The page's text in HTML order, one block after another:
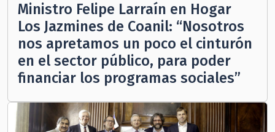
Ministro Felipe Larraín en Hogar
Los Jazmines de Coanil: “Nosotros
nos apretamos un poco el cinturón
en el sector público, para poder
financiar los programas sociales”